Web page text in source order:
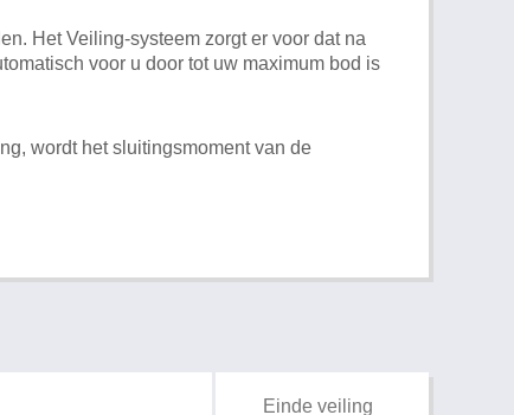
Het Veiling-systeem zorgt er voor dat na
voor u door tot uw maximum bod is
wordt het sluitingsmoment van de
Einde veiling